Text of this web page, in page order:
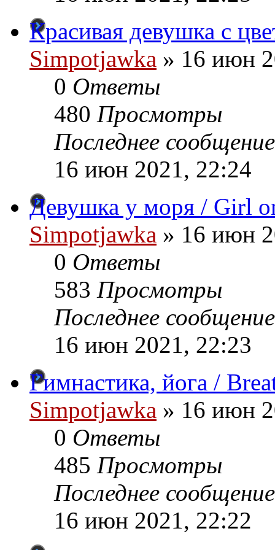
Красивая девушка с
Simpotjawka » 16 июн
0 Ответы
480 Просмотры
Последнее сообщение
16 июн 2021, 22:24
Девушка у моря / Girl
Simpotjawka » 16 июн
0 Ответы
583 Просмотры
Последнее сообщение
16 июн 2021, 22:23
Гимнастика, йога /
Simpotjawka » 16 июн
0 Ответы
485 Просмотры
Последнее сообщение
16 июн 2021, 22:22